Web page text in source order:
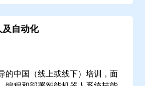
自动化
的中国（线上或线下）培训，面